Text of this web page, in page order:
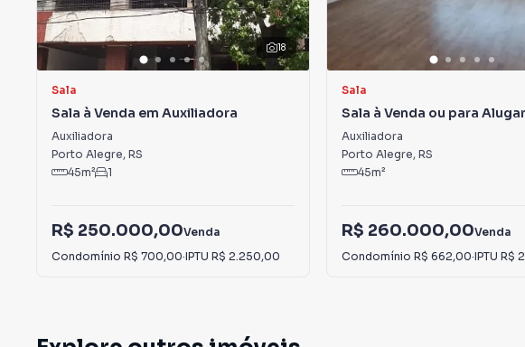
18
Sala
Sala à Venda em Auxiliadora
Auxiliadora
Porto Alegre, RS
45m² 1
R$ 250.000,00Venda
Condomínio R$ 700,00·IPTU R$ 2.250,00
Sala
Sala à Venda ou para
Auxiliadora
Auxiliadora
Porto Alegre, RS
45m²
R$ 260.000,00Venda
Condomínio R$ 662,00·IPTU R$